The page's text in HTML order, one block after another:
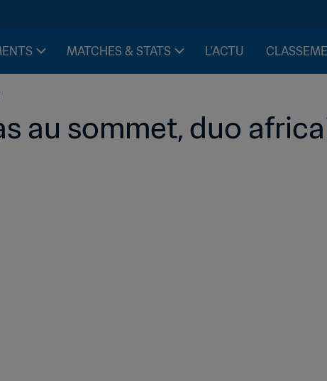
MATCHES & STATS L'ACTU
au sommet, duo